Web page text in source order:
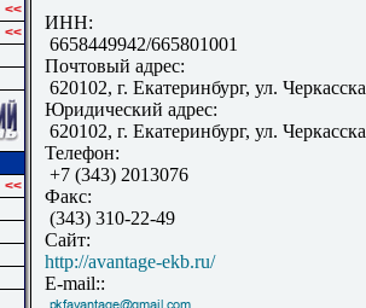
<<
<<
<<
ИНН:
6658449942/665801001
Почтовый адрес:
620102, г. Екатеринбург, ул.
Юридический адрес:
620102, г. Екатеринбург, ул.
Телефон:
+7 (343) 2013076
Факс:
(343) 310-22-49
Сайт:
http://avantage-ekb.ru/
E-mail::